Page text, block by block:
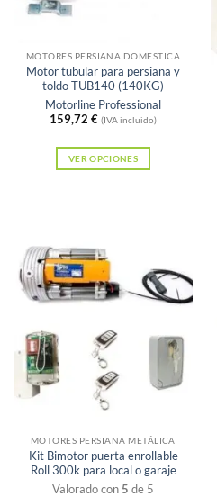
la
página
de
producto
MOTORES PERSIANA DOMESTICA
Motor tubular para persiana y
toldo TUB140 (140KG)
Motorline Professional
159,72 € (IVA incluido)
VER OPCIONES
variantes.
Las
se
pueden
elegir
en
página
de
producto
MOTORES PERSIANA METÁLICA
Kit Bimotor puerta enrollable
Roll 300k para local o garaje
Valorado con5 de 5